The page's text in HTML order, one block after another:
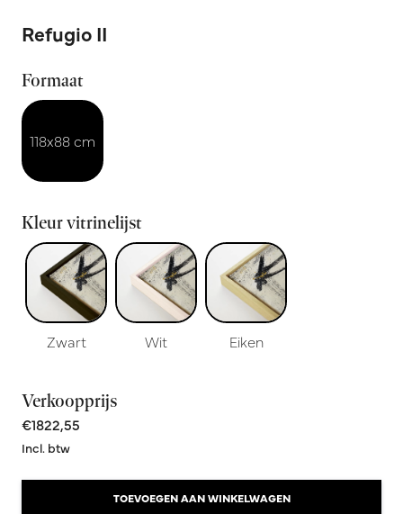
Refugio II
Formaat
118x88 cm
Kleur vitrinelijst
Zwart Wit Eiken
Verkoopprijs
€1822,55
Incl. btw
TOEVOEGEN AAN WINKELWAGEN